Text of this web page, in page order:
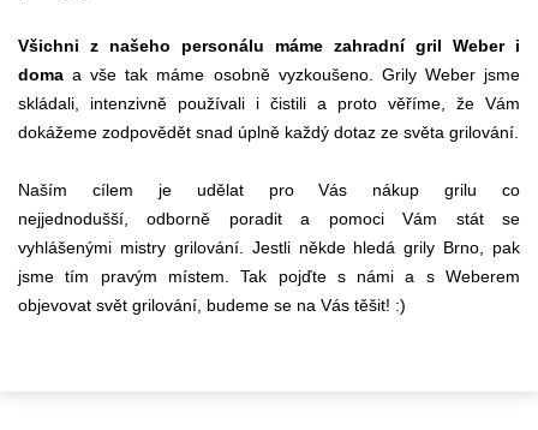
Všichni z našeho personálu máme zahradní gril Weber i
doma a vše tak máme osobně vyzkoušeno. Grily Weber jsme
skládali, intenzivně používali i čistili a proto věříme, že Vám
dokážeme zodpovědět snad úplně každý dotaz ze světa grilování.
Naším cílem je udělat pro Vás nákup grilu co
nejjednodušší, odborně poradit a pomoci Vám stát se
vyhlášenými mistry grilování. Jestli někde hledá grily Brno, pak
jsme tím pravým místem. Tak pojďte s námi a s Weberem
objevovat svět grilování, budeme se na Vás těšit! :)